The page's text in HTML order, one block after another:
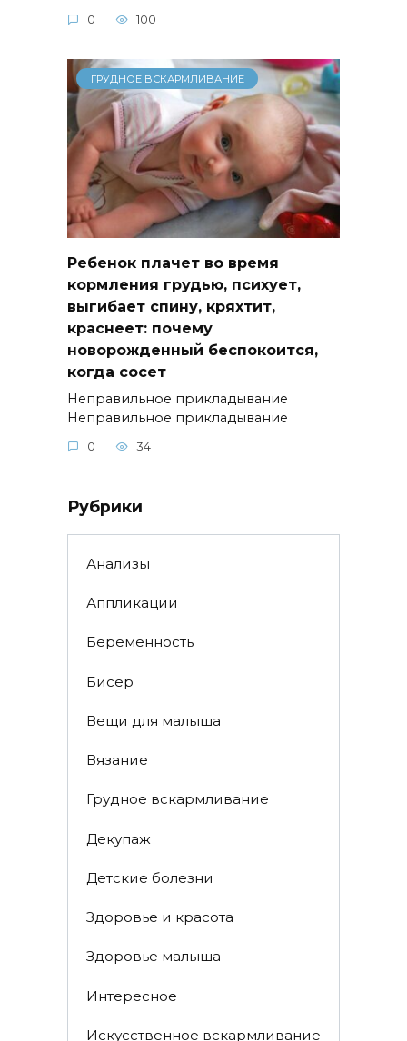
0 100
ГРУДНОЕ ВСКАРМЛИВАНИЕ
Ребенок плачет во время
кормления грудью, психует,
выгибает спину, кряхтит,
краснеет: почему
новорожденный беспокоится,
когда сосет
Неправильное прикладывание
Неправильное прикладывание
0 34
Рубрики
Анализы
Аппликации
Беременность
Бисер
Вещи для малыша
Вязание
Грудное вскармливание
Декупаж
Детские болезни
Здоровье и красота
Здоровье малыша
Интересное
Искусственное вскармливание